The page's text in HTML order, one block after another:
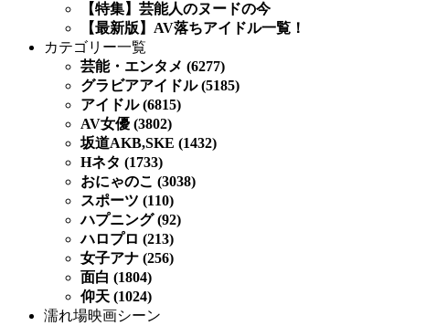
【特集】芸能人のヌードの今
【最新版】AV落ちアイドル一覧！
カテゴリー一覧
芸能・エンタメ (6277)
グラビアアイドル (5185)
アイドル (6815)
AV女優 (3802)
坂道AKB,SKE (1432)
Hネタ (1733)
おにゃのこ (3038)
スポーツ (110)
ハプニング (92)
ハロプロ (213)
女子アナ (256)
面白 (1804)
仰天 (1024)
濡れ場映画シーン